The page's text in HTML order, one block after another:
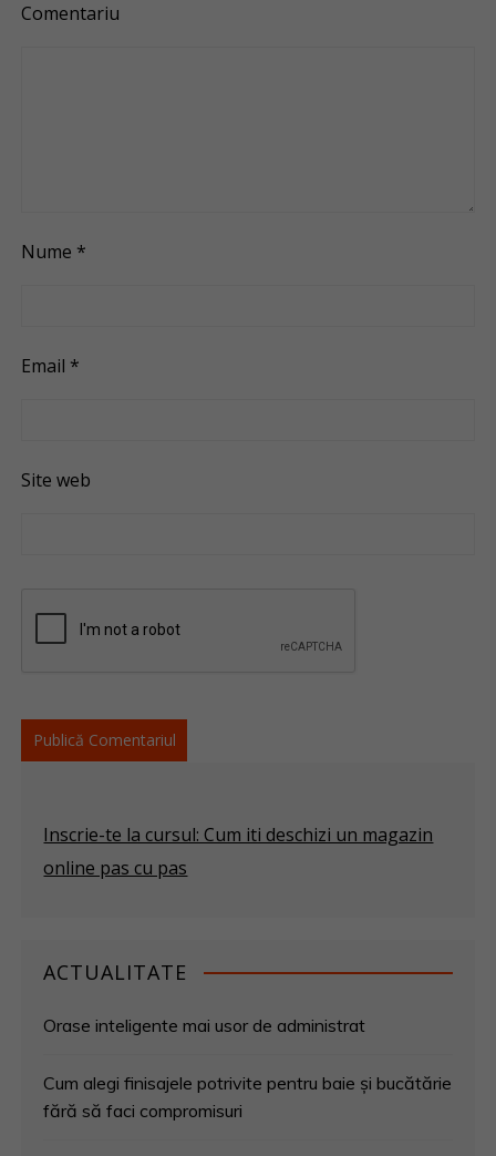
Comentariu
Nume *
Email *
Site web
Inscrie-te la cursul: Cum iti deschizi un magazin
online pas cu pas
ACTUALITATE
Orase inteligente mai usor de administrat
Cum alegi finisajele potrivite pentru baie și bucătărie
fără să faci compromisuri